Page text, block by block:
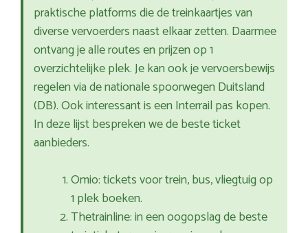
praktische platforms die de treinkaartjes van
diverse vervoerders naast elkaar zetten. Daarmee
ontvang je alle routes en prijzen op 1
overzichtelijke plek. Je kan ook je vervoersbewijs
regelen via de nationale spoorwegen Duitsland
(DB). Ook interessant is een Interrail pas kopen.
In deze lijst bespreken we de beste ticket
aanbieders.
Omio: tickets voor trein, bus, vliegtuig op
1 plek boeken.
Thetrainline: in een oogopslag de beste